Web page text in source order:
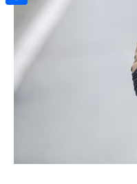
Share